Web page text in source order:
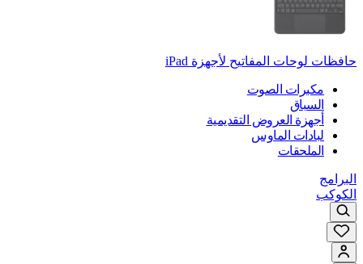
حافظات لوحات المفاتيح لأجهزة ‏iPad
مكبرات الصوت
السباق
أجهزة العروض التقديمية
لبادات الماوس
الملحقات
البرامج
الكوكب